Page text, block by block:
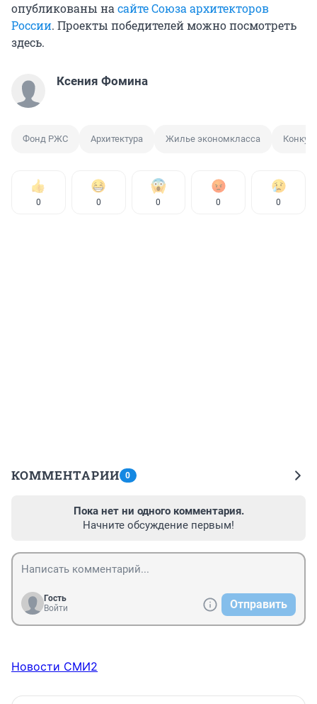
опубликованы на сайте Союза архитекторов
России. Проекты победителей можно посмотреть
здесь.
Ксения Фомина
Фонд РЖС Архитектура Жилье экономкласса
0 0 0 0 0
КОММЕНТАРИИ 0
Пока нет ни одного комментария.
Начните обсуждение первым!
Гость
Войти
Отправить
Новости СМИ2